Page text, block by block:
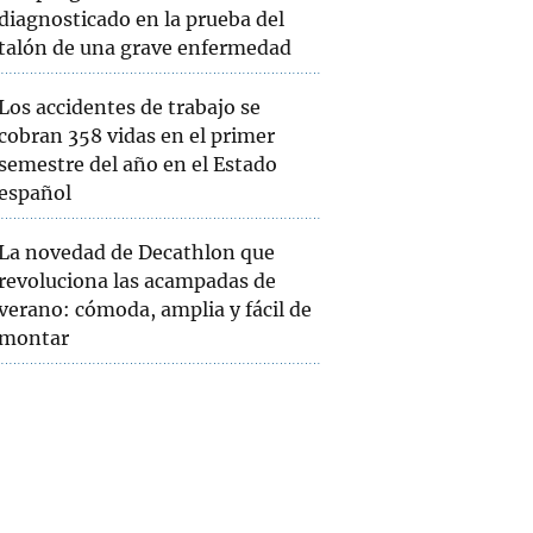
en la prueba del
de una grave enfermedad
accidentes de trabajo se
358 vidas en el primer
del año en el Estado
novedad de Decathlon que
las acampadas de
cómoda, amplia y fácil de